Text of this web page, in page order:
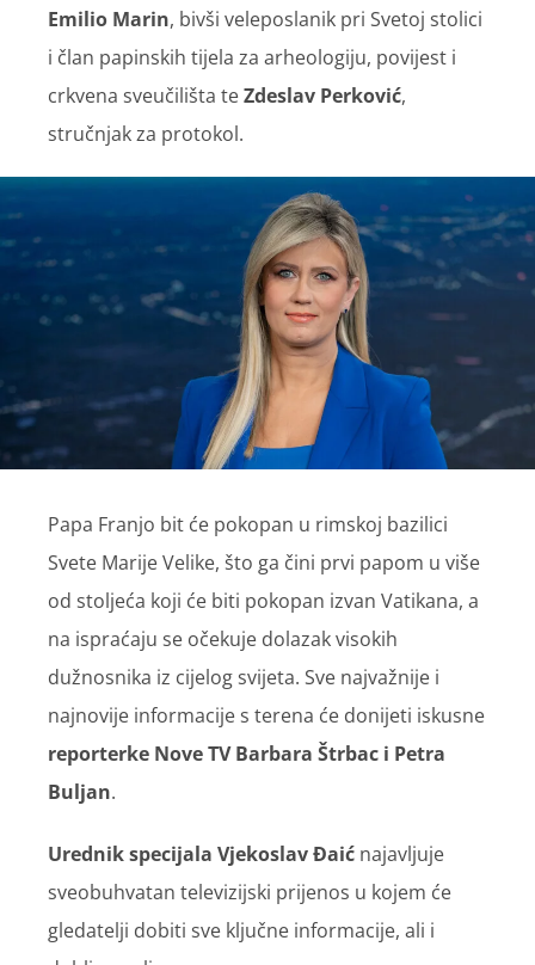
Emilio Marin, bivši veleposlanik pri Svetoj stolici
i član papinskih tijela za arheologiju, povijest i
crkvena sveučilišta teZdeslav Perković,
stručnjak za protokol.
Papa Franjo bit će pokopan u rimskoj bazilici
Svete Marije Velike, što ga čini prvi papom u više
od stoljeća koji će biti pokopan izvan Vatikana, a
na ispraćaju se očekuje dolazak visokih
dužnosnika iz cijelog svijeta. Sve najvažnije i
najnovije informacije s terena će donijeti iskusne
reporterke Nove TV Barbara Štrbac i Petra
Buljan.
Urednik specijala Vjekoslav Đaić najavljuje
sveobuhvatan televizijski prijenos u kojem će
gledatelji dobiti sve ključne informacije, ali i